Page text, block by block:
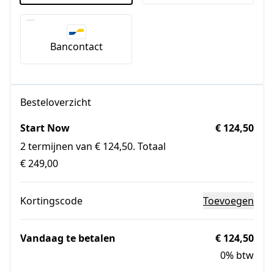
Bancontact
Besteloverzicht
Start Now
2 termijnen van € 124,50. Totaal
€ 249,00
€ 124,50
Kortingscode Toevoegen
Vandaag te betalen
€ 124,50
0% btw